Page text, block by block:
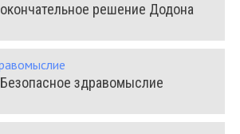
окончательное решение Додона
Безопасное здравомыслие